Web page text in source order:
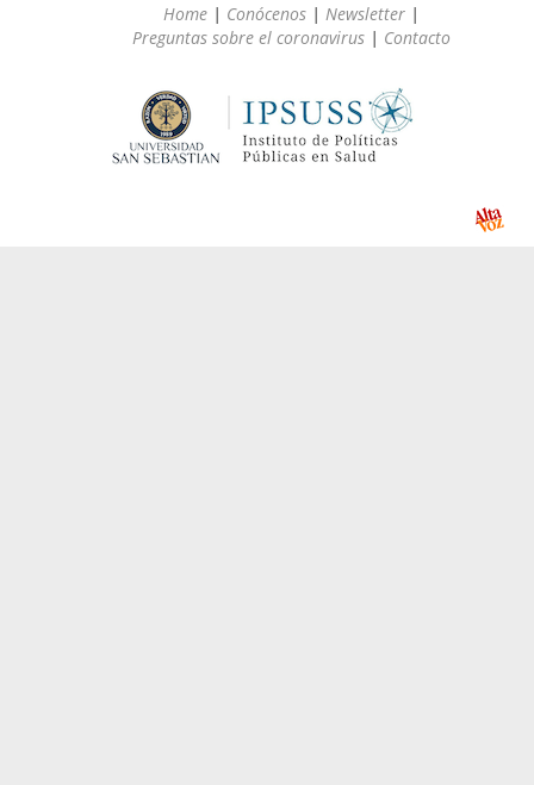
Home | Conócenos | Newsletter |
Preguntas sobre el coronavirus | Contacto